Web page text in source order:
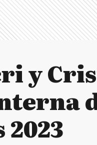
y